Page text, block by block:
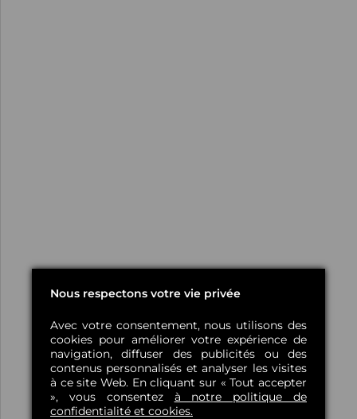
Nous respectons votre vie privée
Avec votre consentement, nous utilisons des
cookies pour améliorer votre expérience de
navigation, diffuser des publicités ou des
contenus personnalisés et analyser les visites
à ce site Web. En cliquant sur « Tout accepter
», vous consentez à notre politique de
confidentialité et cookies.